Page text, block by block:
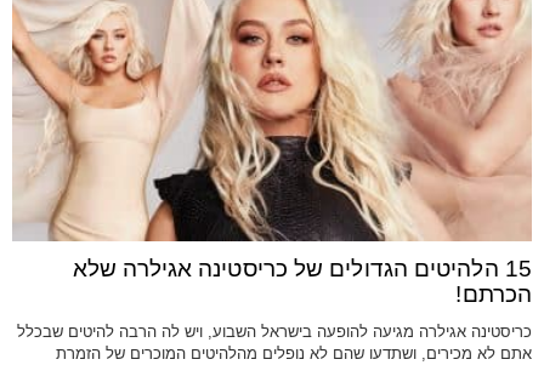
15 הלהיטים הגדולים של כריסטינה אגילרה שלא
הכרתם!
כריסטינה אגילרה מגיעה להופעה בישראל השבוע, ויש לה הרבה להיטים שבכלל
אתם לא מכירים, ושתדעו שהם לא נופלים מהלהיטים המוכרים של הזמרת